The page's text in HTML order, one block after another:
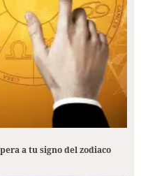
a tu signo del zodiaco